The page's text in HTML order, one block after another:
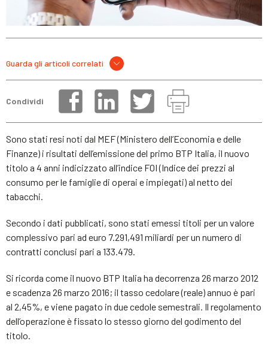
Guarda gli articoli correlati
Condividi
Sono stati resi noti dal MEF (Ministero dell’Economia e delle
Finanze) i risultati dell’emissione del primo BTP Italia, il nuovo
titolo a 4 anni indicizzato all’indice FOI (Indice dei prezzi al
consumo per le famiglie di operai e impiegati) al netto dei
tabacchi.
Secondo i dati pubblicati, sono stati emessi titoli per un valore
complessivo pari ad euro 7.291,491 miliardi per un numero di
contratti conclusi pari a 133.479.
Si ricorda come il nuovo BTP Italia ha decorrenza 26 marzo 2012
e scadenza 26 marzo 2016; il tasso cedolare (reale) annuo è pari
al 2,45%, e viene pagato in due cedole semestrali. Il regolamento
dell’operazione è fissato lo stesso giorno del godimento del
titolo.